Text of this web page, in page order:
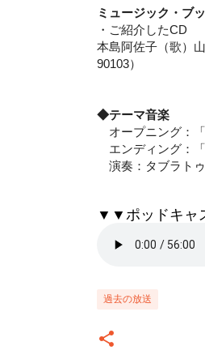
ミ ュージック・ブ
・ ご紹介したCD
本島阿佐子（歌）
90103）
◆テーマ音楽
オープニング：
エンディング：「
演奏：タブラト
▼▼ポッドキャ
過去の放送